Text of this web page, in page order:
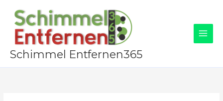
Inhalt
springen
Schimmel Entfernen365